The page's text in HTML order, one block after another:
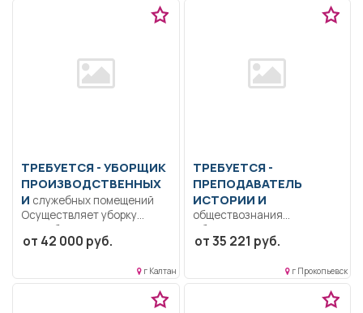
ТРЕБУЕТСЯ - УБОРЩИК
ПРОИЗВОДСТВЕННЫХ
И служебных помещений
Осуществляет уборку
служебных помещений..
Полный рабочий день..
от 42 000 руб.
г Калтан
ТРЕБУЕТСЯ -
ПРЕПОДАВАТЕЛЬ
ИСТОРИИ И
обществознания
Образование: Высшее
образование —
учебных занятий по...
от 35 221 руб.
г Прокопьевск